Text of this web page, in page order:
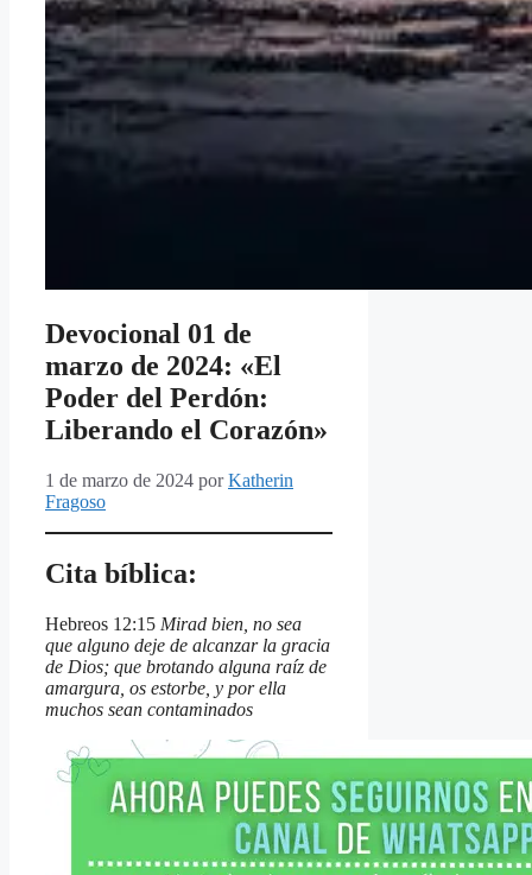
Devocional 01 de
marzo de 2024: «El
Poder del Perdón:
Liberando el Corazón»
1 de marzo de 2024 porKatherin
Fragoso
Cita bíblica:
Hebreos 12:15 Mirad bien, no sea
que alguno deje de alcanzar la gracia
de Dios; que brotando alguna raíz de
amargura, os estorbe, y por ella
muchos sean contaminados